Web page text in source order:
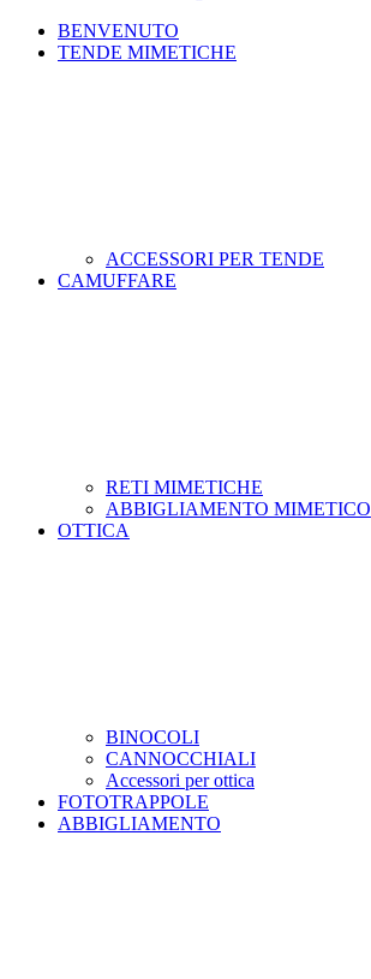
BENVENUTO
TENDE MIMETICHE
ACCESSORI PER TENDE
CAMUFFARE
RETI MIMETICHE
ABBIGLIAMENTO MIMETICO
OTTICA
BINOCOLI
CANNOCCHIALI
Accessori per ottica
FOTOTRAPPOLE
ABBIGLIAMENTO